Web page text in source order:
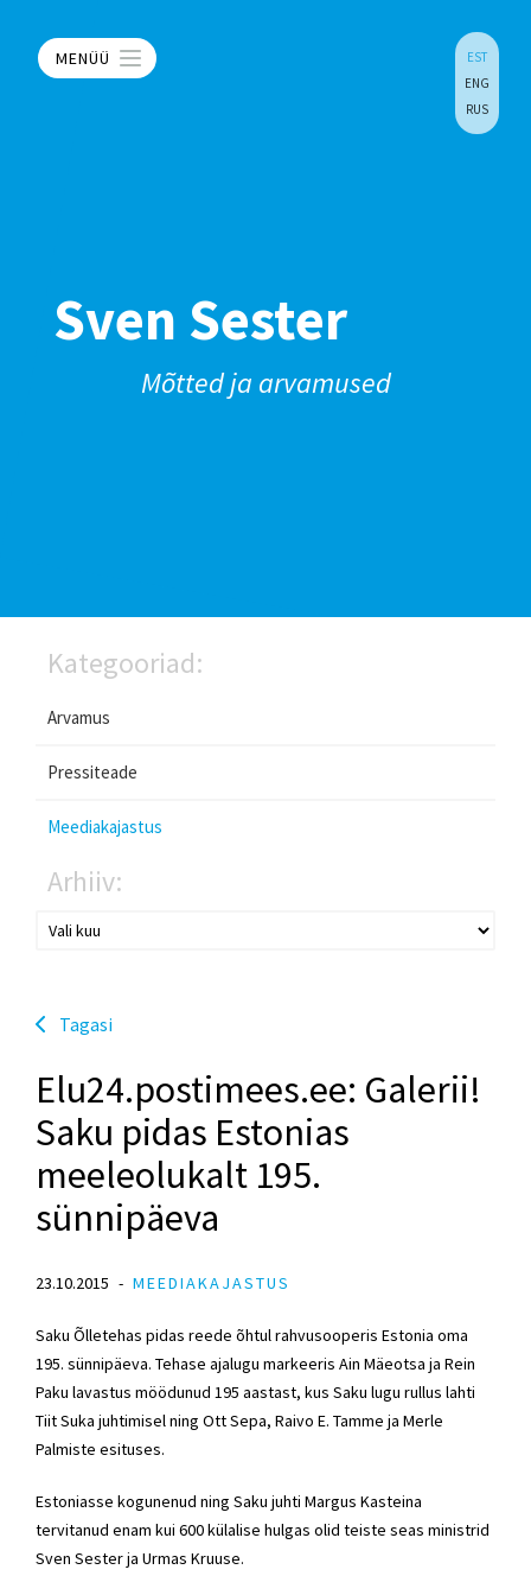
MENÜÜ
EST
ENG
RUS
Sven Sester
Mõtted ja arvamused
Kategooriad:
Arvamus
Pressiteade
Meediakajastus
Arhiiv:
Tagasi
Elu24.postimees.ee: Galerii!
Saku pidas Estonias
meeleolukalt 195.
sünnipäeva
23.10.2015 MEEDIAKAJASTUS
Saku Õlletehas pidas reede õhtul rahvusooperis Estonia oma
195. sünnipäeva. Tehase ajalugu markeeris Ain Mäeotsa ja Rein
Paku lavastus möödunud 195 aastast, kus Saku lugu rullus lahti
Tiit Suka juhtimisel ning Ott Sepa, Raivo E. Tamme ja Merle
Palmiste esituses.
Estoniasse kogunenud ning Saku juhti Margus Kasteina
tervitanud enam kui 600 külalise hulgas olid teiste seas ministrid
Sven Sester ja Urmas Kruuse.